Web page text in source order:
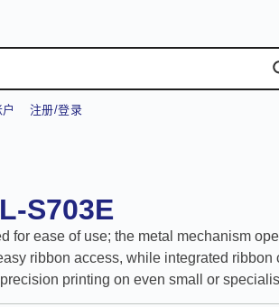
注册/登录
S703E
for ease of use; the metal mechanism
ribbon access, while integrated ribbon
printing on even small or